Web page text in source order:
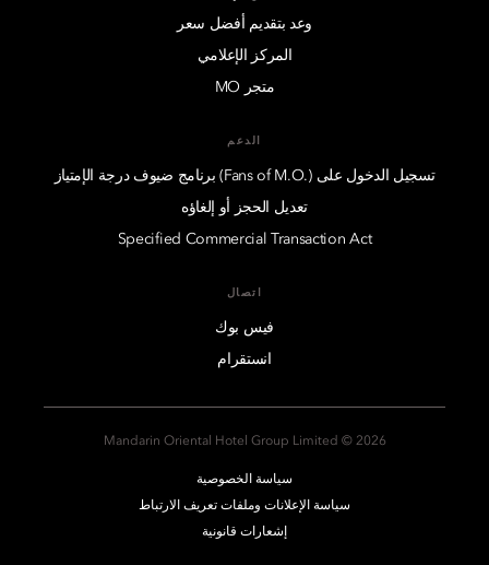
وعد بتقديم أفضل سعر
المركز الإعلامي
متجر MO
الدعم
تسجيل الدخول على (.Fans of M.O) برنامج ضيوف درجة الإمتياز
تعديل الحجز أو إلغاؤه
Specified Commercial Transaction Act
اتصال
فيس بوك
انستقرام
2026 © Mandarin Oriental Hotel Group Limited
سياسة الخصوصية
سياسة الإعلانات وملفات تعريف الارتباط
إشعارات قانونية